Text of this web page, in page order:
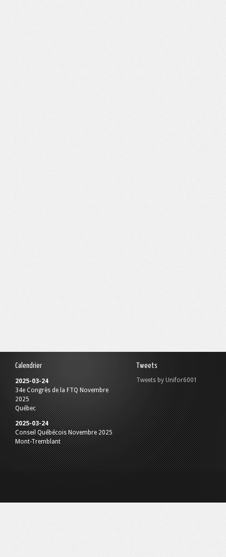
Calendrier
2025-03-24
34e Congrès de la FTQ Novembre
2025
Québec
2025-03-24
Conseil Québécois Novembre 2025
Mont-Tremblant
Tweets
Tweets by Unifor6001